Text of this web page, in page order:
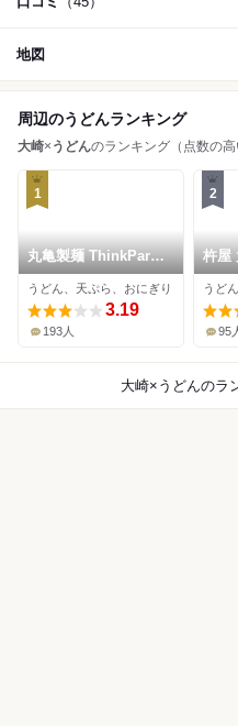
地図
周辺のうどんランキング
大崎× うどんのランキング（点数の高
1
丸亀製麺 ThinkPark
店
うどん、天ぷら、おにぎり
3.19
193人
2
杵屋
ィー
うど
95
大崎×うどんのラ